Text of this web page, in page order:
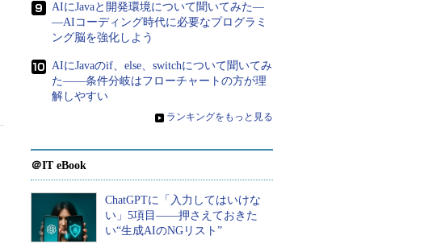
AIにJavaと開発環境について聞いてみた―
―AIコーディング時代に必要なプログラミ
ング脳を強化しよう
AIにJavaのif、else、switchについて聞いてみ
た――条件分岐はフローチャートの方が理
解しやすい
» ランキングをもっと見る
＠IT eBook
ChatGPTに「入力してはいけな
い」5項目――押さえておきた
い“生成AIのNGリスト”